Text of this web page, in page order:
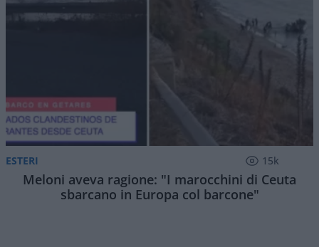
ESTERI 15k
Meloni aveva ragione: "I marocchini di Ceuta
sbarcano in Europa col barcone"